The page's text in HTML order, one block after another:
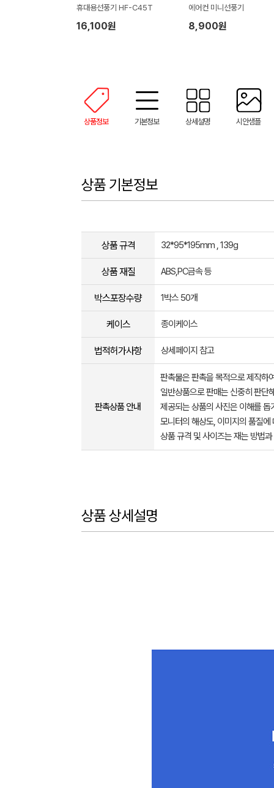
휴대용선풍기 HF-C45T
16,100원
에어컨 미니선풍기
8,900원
상품정보 기본정보 상세설명 시안샘플
상품 기본정보
상품 규격 32*95*195mm , 139g
상품 재질 ABS,PC금속 등
박스포장수량 1박스 50개
케이스 종이케이스
법적허가사항 상세페이지 참고
판촉상품 안내
판촉물은 판촉을 목적으로 제작하
일반상품으로 판매는 신중히 판단
제공되는 상품의 사진은 이해를
모니터의 해상도, 이미지의 품질
상품 규격 및 사이즈는 재는 방법
상품 상세설명